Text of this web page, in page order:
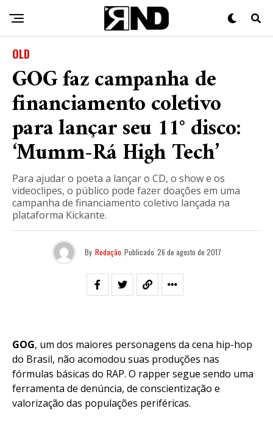
OLD
GOG faz campanha de
financiamento coletivo
para lançar seu 11° disco:
‘Mumm-Rá High Tech’
Para ajudar o poeta a lançar o CD, o show e os
videoclipes, o público pode fazer doações em uma
campanha de financiamento coletivo lançada na
plataforma Kickante.
By Redação Publicado 26 de agosto de 2017
GOG, um dos maiores personagens da cena hip-hop
do Brasil, não acomodou suas produções nas
fórmulas básicas do RAP. O rapper segue sendo uma
ferramenta de denúncia, de conscientização e
valorização das populações periféricas.